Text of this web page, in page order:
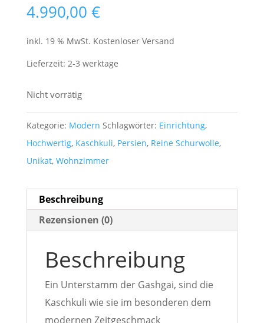
4.990,00 €
inkl. 19 % MwSt. Kostenloser Versand
Lieferzeit: 2-3 werktage
Nicht vorrätig
Kategorie: Modern Schlagwörter: Einrichtung,
Hochwertig, Kaschkuli, Persien, Reine Schurwolle,
Unikat, Wohnzimmer
Beschreibung
Rezensionen (0)
Beschreibung
Ein Unterstamm der Gashgai, sind die
Kaschkuli wie sie im besonderen dem
modernen Zeitgeschmack